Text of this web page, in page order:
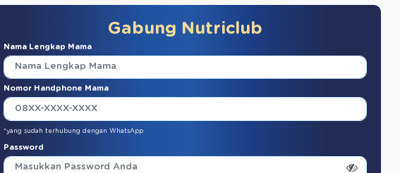
Gabung Nutriclub
Nama Lengkap Mama
Nomor Handphone Mama
*yang sudah terhubung dengan WhatsApp
Password